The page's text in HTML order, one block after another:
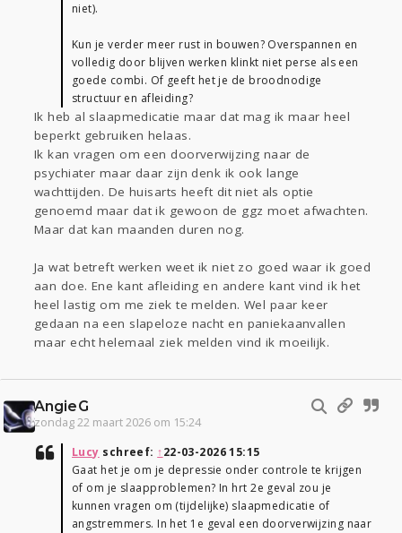
niet).
Kun je verder meer rust in bouwen? Overspannen en
volledig door blijven werken klinkt niet perse als een
goede combi. Of geeft het je de broodnodige
structuur en afleiding?
Ik heb al slaapmedicatie maar dat mag ik maar heel
beperkt gebruiken helaas.
Ik kan vragen om een doorverwijzing naar de
psychiater maar daar zijn denk ik ook lange
wachttijden. De huisarts heeft dit niet als optie
genoemd maar dat ik gewoon de ggz moet afwachten.
Maar dat kan maanden duren nog.
Ja wat betreft werken weet ik niet zo goed waar ik goed
aan doe. Ene kant afleiding en andere kant vind ik het
heel lastig om me ziek te melden. Wel paar keer
gedaan na een slapeloze nacht en paniekaanvallen
maar echt helemaal ziek melden vind ik moeilijk.
AngieG
zondag 22 maart 2026 om 15:24
Lucy schreef: ↑22-03-2026 15:15
Gaat het je om je depressie onder controle te krijgen
of om je slaapproblemen? In hrt 2e geval zou je
kunnen vragen om (tijdelijke) slaapmedicatie of
angstremmers. In het 1e geval een doorverwijzing naar